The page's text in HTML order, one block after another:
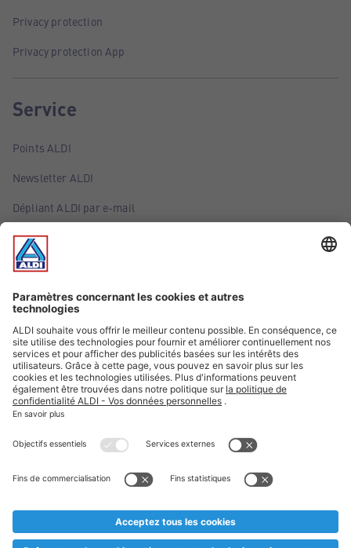
Privacy protection
Privacy protection App
Service
Points ALDI
Newsletter ALDI
Dépliant ALDI par e-mail
Offres
Infos essentielles
Suivez ALDI Belgique
Textes marqués d'un astérisque et mentions légales
* Nous vendons ces articles temporairement et jusqu'à
au cas où, malgré le planning bien étudié, nous serions
prématurément en rupture de stock. Prix Recupel et TVA incl.
** Sur ce site, l’utilisation de la forme masculine a été adoptée